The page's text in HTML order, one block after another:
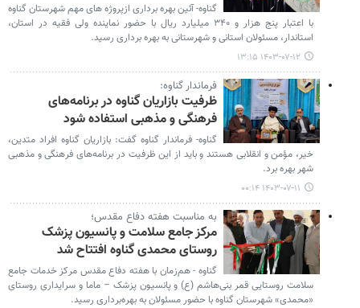
گناوه- آئین بهره برداری ازپروژه های مهم شهرستان گناوه
با اعتبار پنج هزار و ۳۴۰ میلیارد ریال با حضور نماینده ولی فقیه در استان،
استاندار، مسئولان استانی و شهرستانی به بهره برداری رسید.
۱۴۰۳-۰۷-۱۲ ۱۳:۱۵
فرماندار گناوه:
ظرفیت بازاریان گناوه در برنامه‌های
فرهنگی و مذهبی استفاده شود
گناوه- فرماندار گناوه گفت: بازاریان گناوه افراد متدین،
خیر، مؤمن و انقلابی هستند و باید از این ظرفیت در برنامه‌های فرهنگی و مذهبی
شهر بهره برد.
۱۴۰۳-۰۷-۱۱ ۰۰:۱۴
به مناسبت هفته دفاع مقدس؛
مرکز جامع سلامت و پانسیون پزشک
روستای محمدی گناوه افتتاح شد
گناوه - هم‌زمان با هفته دفاع مقدس مرکز خدمات جامع
سلامت روستایی قمر بنی‌هاشم (ع) و پانسیون پزشک – ماما و سرایداری روستای
«محمدی» شهرستان گناوه با حضور مسئولان به بهره‌برداری رسید.